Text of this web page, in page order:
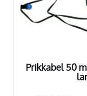
Prikkabel 50